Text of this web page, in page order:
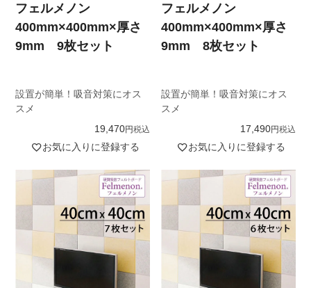
設置が簡単！吸音対策にオス
スメ
フェルメノン
400mm×400mm×厚さ
9mm 9枚セット
19,470 税込
お気に入りに登録する
設置が簡単！吸音対策にオス
スメ
フェルメノン
400mm×400mm×厚さ
9mm 8枚セット
17,490 税込
お気に入りに登録する